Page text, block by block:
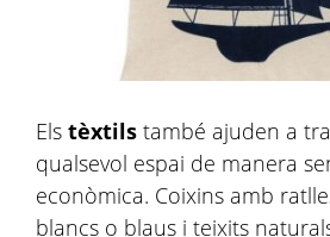
Els tèxtils també ajuden a
qualsevol espai de manera
econòmica. Coixins amb
blancs o blaus i teixits